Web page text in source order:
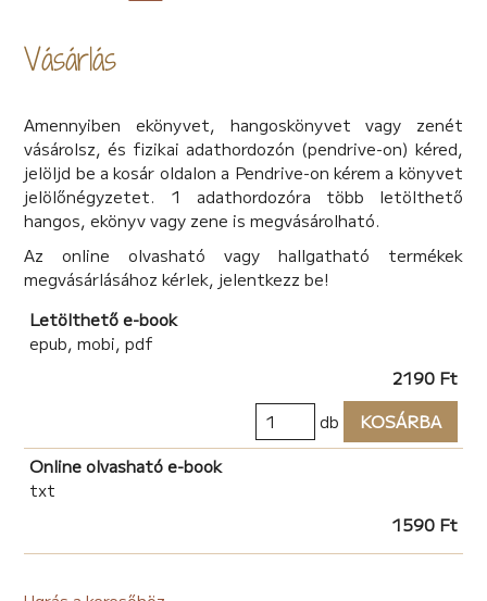
lassan sikerült lebontanom a magam köré emelt falakat.
hogy amit csinálok az nem rossz…. Keztem arról
álmodozni, hogy egyszer nekem is lehet saját
hogy a mai világban egy kezdőnek nyomtatott kötetet
kiadni szinte lehetetlen. És ekkor jött a meglepetés, a
helma.hu ajánlata! Valóra váltják egy álmomat….
A kötetben vegyesen találhatók gyerekeknek és
felnőtteknek írt versek, és ezek valószínűleg nem a
világ legjobb alkotásai, de biztosan nem is a
legrosszabbak. Azt szeretném bemutatni velük, hogy
nemlátóként sem kell feladni semmit. Nem kell
bezárkózni, nem kell feladni álmainkat, vágyainkat.
Nekünk is vannak érzéseink, gondolataink és ezeket
nem látunk, még nem kell félni az élettől…. Mi is sok
mindent elérhetünk…. Ha egy kis segítséggel is, de mi
Vásárlás
Amennyiben ekönyvet, hangoskönyvet vagy zenét
vásárolsz, és fizikai adathordozón (pendrive-on) kéred,
jelöljd be a kosár oldalon a Pendrive-on kérem a könyvet
jelölőnégyzetet. 1 adathordozóra több letölthető
hangos, ekönyv vagy zene is megvásárolható.
Az online olvasható vagy hallgatható termékek
megvásárlásához kérlek, jelentkezz be!
Letölthető e-book
epub, mobi, pdf
2190 Ft
db
KOSÁRBA
Online olvasható e-book
txt
1590 Ft